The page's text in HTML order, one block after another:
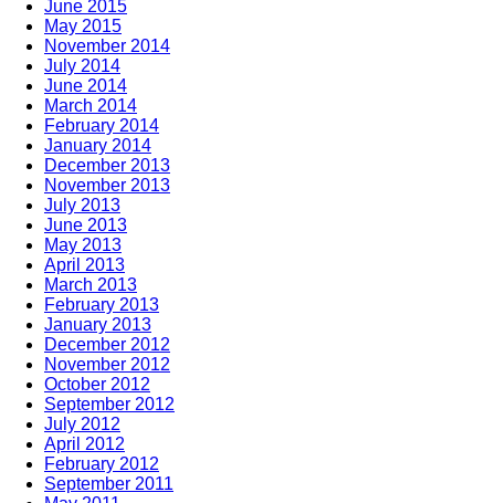
June 2015
May 2015
November 2014
July 2014
June 2014
March 2014
February 2014
January 2014
December 2013
November 2013
July 2013
June 2013
May 2013
April 2013
March 2013
February 2013
January 2013
December 2012
November 2012
October 2012
September 2012
July 2012
April 2012
February 2012
September 2011